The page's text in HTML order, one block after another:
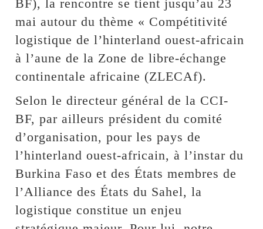
BF), la rencontre se tient jusqu’au 23
mai autour du thème « Compétitivité
logistique de l’hinterland ouest-africain
à l’aune de la Zone de libre-échange
continentale africaine (ZLECAf).
Selon le directeur général de la CCI-
BF, par ailleurs président du comité
d’organisation, pour les pays de
l’hinterland ouest-africain, à l’instar du
Burkina Faso et des États membres de
l’Alliance des États du Sahel, la
logistique constitue un enjeu